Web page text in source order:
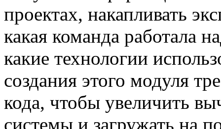
проектах, накапливать
какая команда работала
какие технологии
создания этого модуля
кода, чтобы увеличить
системы и загружать на